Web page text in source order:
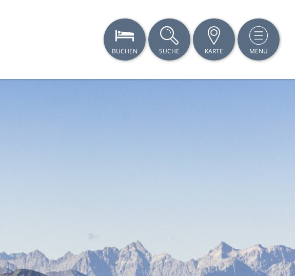
BUCHEN SUCHE KARTE MENÜ